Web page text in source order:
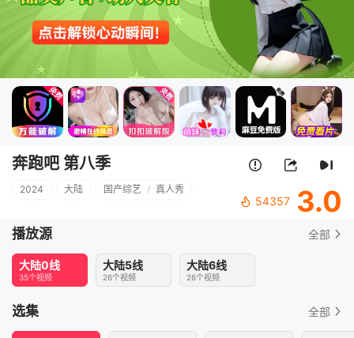
奔跑吧 第八季
2024 大陆 国产综艺 / 真人秀
54357 3.0
播放源 全部
大陆0线
35个视频
大陆5线
26个视频
大陆6线
26个视频
选集 全部